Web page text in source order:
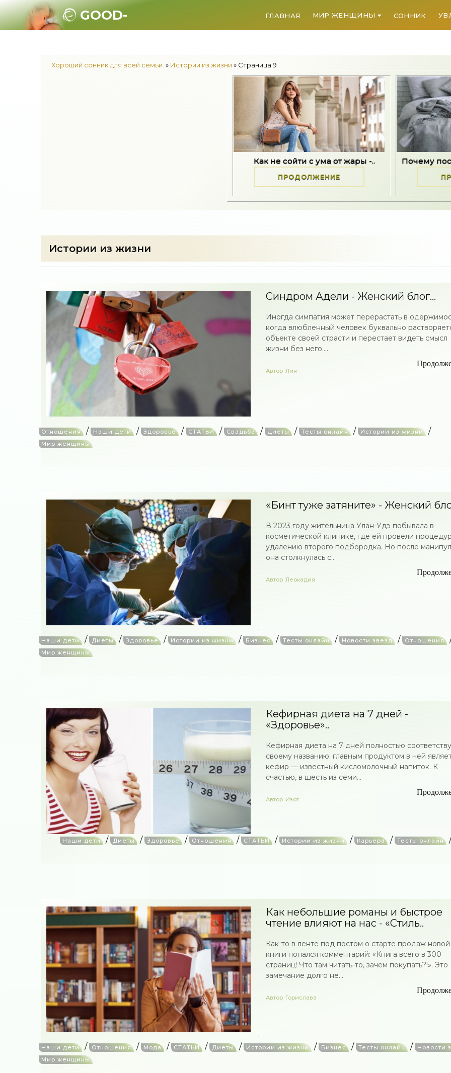
GOOD-
ГЛАВНАЯ МИР ЖЕНЩИНЫ СОННИК
Хороший сонник для всей семьи. » Истории из жизни » Страница 9
Как не сойти с ума от жары -.. Почему после стресса -
Истории из жизни
Синдром Адели - Женский блог...
Иногда симпатия может перерастать в
когда влюбленный человек буквально
объекте своей страсти и перестает видеть смысл
жизни без него....
Автор Лия
Отношения / Наши дети / Здоровье / СТАТЬИ / Свадьба / Диеты / Тесты онлайн / Истории из жизни /
Мир женщины
«Бинт туже затяните» - Женский
В 2023 году жительница Улан-Удэ побывала в
косметической клинике, где ей провели
удалению второго подбородка. Но после
она столкнулась с...
Автор Леокадия
Наши дети / Диеты / Здоровье / Истории из жизни / Бизнес / Тесты онлайн / Новости звезд / Отношения
Мир женщины
Кефирная диета на 7 дней -
«Здоровье»..
Кефирная диета на 7 дней полностью
своему названию: главным продуктом в ней
кефир — известный кисломолочный напиток. К
счастью, в шесть из семи...
Автор Изот
Наши дети / Диеты / Здоровье / Отношения / СТАТЬИ / Истории из жизни / Карьера / Тесты онлайн
Как небольшие романы и быстрое
чтение влияют на нас - «Стиль..
Как-то в ленте под постом о старте продаж новой
книги попался комментарий: «Книга всего в 300
страниц! Что там читать-то, зачем покупать?!». Это
замечание долго не...
Автор Горислава
Наши дети / Отношения / Мода / СТАТЬИ / Диеты / Истории из жизни / Бизнес / Тесты онлайн / Новости
Мир женщины